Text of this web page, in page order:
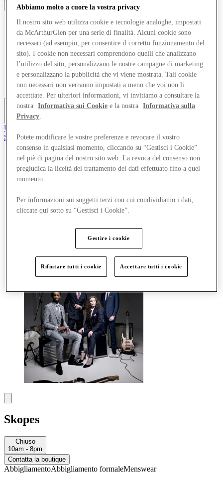
Negozi
Offerte
Pianifica la tua visita
Cosa c'è in programma
Mangia e Bevi
Servizi
Gift Card
Mappa del Centro
Altro
Unisciti al Club
Salvata
it
Negozi
Offerte
Pianifica la tua visita
Mangia e Bevi
Servizi
Gift Card
Skopes
Chiuso
10am - 8pm
Contatta la boutique
AbbigliamentoAbbigliamento formaleMenswear
Abbiamo molto a cuore la vostra privacy
Il nostro sito web utilizza cookie e tecnologie analoghe, impostati
da McArthurGlen per una serie di finalità. Alcuni cookie sono
necessari (ad esempio, per consentire il corretto funzionamento del
sito). I cookie non necessari comprendono quelli che analizzano
l’utilizzo del sito, personalizzano le nostre campagne di marketing
e personalizzano la pubblicità che vi viene mostrata. Tali cookie
non necessari non verranno impostati a meno che voi non li
accettiate. Per ulteriori informazioni, vi invitiamo a consultare la
nostra
Informativa sui Cookie e la nostra
Informativa sulla
Privacy
Potete modificare le vostre preferenze e revocare il vostro
consenso in qualsiasi momento, cliccando su “Gestisci i Cookie”
nel piè di pagina del nostro sito web. La revoca del consenso non
pregiudica la liceità del trattamento dei dati effettuato fino a quel
momento.
Per informazioni sui soggetti terzi con cui condividiamo i dati,
cliccate qui sotto su “Gestisci i Cookie”.
Gestire i cookie
Rifiutare tutti i cookie Accettare tutti i cookie